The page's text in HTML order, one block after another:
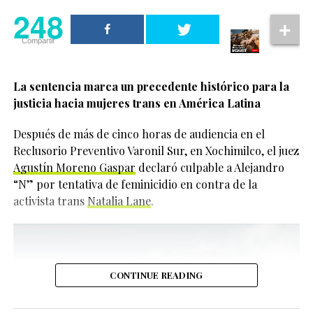
2024 para recaudar fondos destinados a grupos
LGBTQIA+ alrededor del mundo.
participar desde el inicio del proyecto y aceptó porque
entendió que el actor realmente quería generar un
impacto positivo.
“He podido vivir siendo
yo misma durante
mucho tiempo y me
piel. Quiero que otras
personas también
puedan sentir esa
248
Compartir
248
Compartir
La sentencia marca un precedente histórico para la
justicia hacia mujeres trans en América Latina
Después de más de cinco horas de audiencia en el
Reclusorio Preventivo Varonil Sur, en Xochimilco, el juez
Agustín Moreno Gaspar declaró culpable a Alejandro
“N” por tentativa de feminicidio en contra de la
activista trans Natalia Lane.
CONTINUE READING